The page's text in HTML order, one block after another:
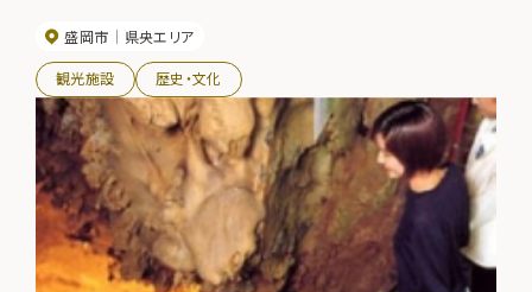
てもかまひません」 この石柱に刻まれた作品が書かれた大正10年、賢治
は突如上京して宗教団体「国柱会」に入るが、妹トシの病気の為帰郷。そ
の年県立花巻農学校の教諭となるが、童話創作の最も旺盛な年であっ
た。
盛岡市 県央エリア
観光施設 歴史・文化